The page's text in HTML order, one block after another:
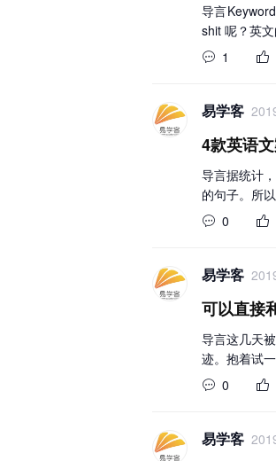
导言
shit 呢？英
1
易学客
4款英语
导言据统计
的句子。所
0
易学客
可以直接
导言这几天
迹。抱着试
0
易学客